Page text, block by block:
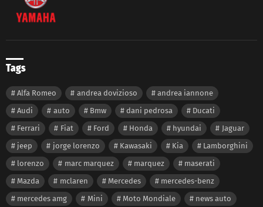
Tags
Alfa Romeo andrea dovizioso
andrea iannone
Audi
auto Bmw dani pedrosa
Ducati
Ferrari
Fiat Ford Honda hyundai
Jaguar
jeep
jorge lorenzo Kawasaki Kia
Lamborghini
lorenzo
marc marquez marquez
maserati
Mazda
mclaren Mercedes
mercedes-benz
mercedes amg
Mini Moto Mondiale
news auto